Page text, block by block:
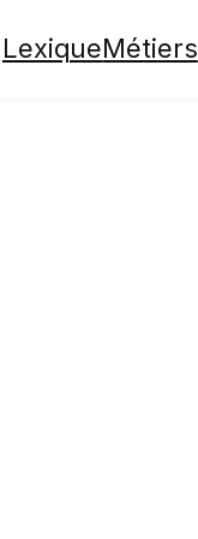
LexiqueMétiers